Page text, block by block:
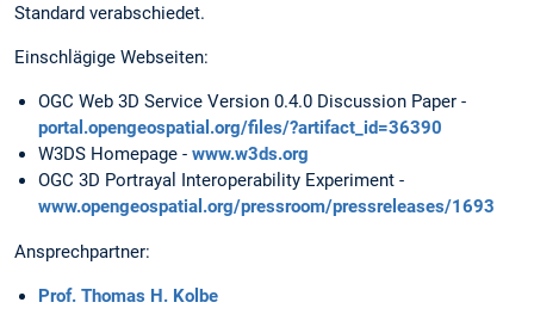
Standard verabschiedet.
Einschlägige Webseiten:
OGC Web 3D Service Version 0.4.0 Discussion Paper -
portal.opengeospatial.org/files/?artifact_id=36390
W3DS Homepage - www.w3ds.org
OGC 3D Portrayal Interoperability Experiment -
www.opengeospatial.org/pressroom/pressreleases/1693
Ansprechpartner:
Prof. Thomas H. Kolbe